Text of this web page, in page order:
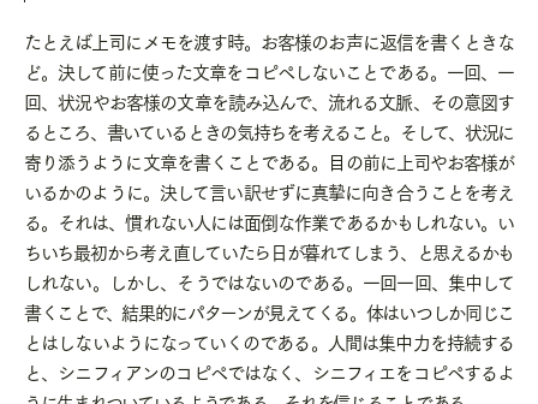
たとえば上司にメモを渡す時。お客様のお声に返信を書くときな
ど。決して前に使った文章をコピペしないことである。一回、一
回、状況やお客様の文章を読み込んで、流れる文脈、その意図す
るところ、書いているときの気持ちを考えること。そして、状況に
寄り添うように文章を書くことである。目の前に上司やお客様が
いるかのように。決して言い訳せずに真摯に向き合うことを考え
る。それは、慣れない人には面倒な作業であるかもしれない。い
ちいち最初から考え直していたら日が暮れてしまう、と思えるかも
しれない。しかし、そうではないのである。一回一回、集中して
書くことで、結果的にパターンが見えてくる。体はいつしか同じこ
とはしないようになっていくのである。人間は集中力を持続する
と、シニフィアンのコピペではなく、シニフィエをコピペするよ